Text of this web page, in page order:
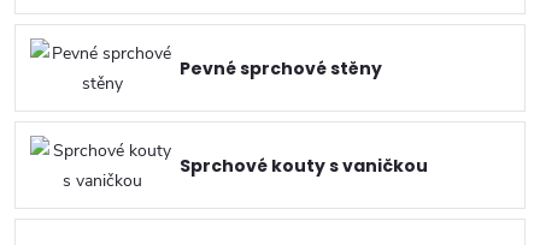
Pevné sprchové stěny
Sprchové kouty s vaničkou